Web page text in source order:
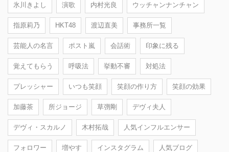
氷川きよし 演歌 内村光良 ウッチャンナンチャン
指原莉乃 HKT48 渡辺直美 事務所一覧
芸能人の名言 ポスト嵐 会話術 印象に残る
覚えてもらう 呼吸法 挙動不審 対処法
プレッシャー いつも笑顔 笑顔の作り方 笑顔の効果
加藤茶 所ジョージ 草彅剛 デヴィ夫人
デヴィ・スカルノ 木村拓哉 人気インフルエンサー
フォロワー 増やす インスタグラム 人気ブログ